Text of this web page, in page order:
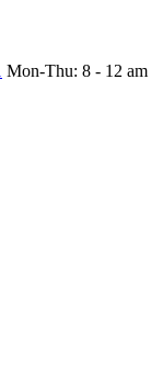
Mon-Thu: 8 - 12 am